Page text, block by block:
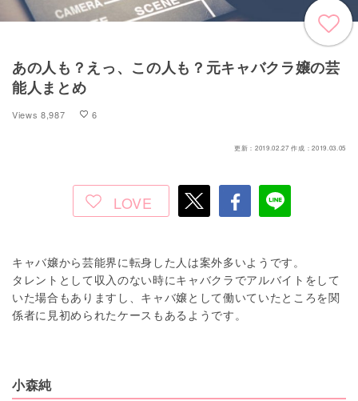
あの人も？えっ、この人も？元キャバクラ嬢の芸
能人まとめ
Views 8,987 6
更新：2019.02.27 作成：2019.03.05
LOVE
キャバ嬢から芸能界に転身した人は案外多いようです。
タレントとして収入のない時にキャバクラでアルバイトをして
いた場合もありますし、キャバ嬢として働いていたところを関
係者に見初められたケースもあるようです。
小森純